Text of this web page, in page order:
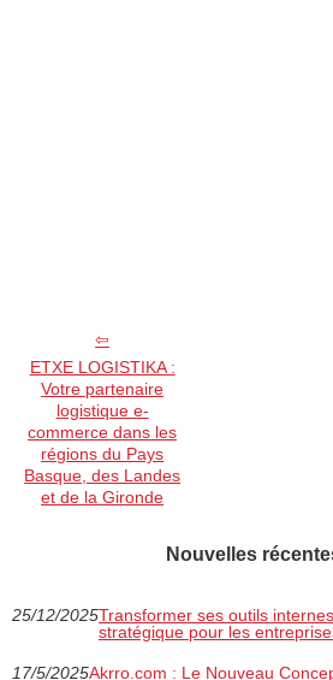
ETXE LOGISTIKA :
Votre partenaire
logistique e-
commerce dans les
régions du Pays
Basque, des Landes
et de la Gironde
Nouvelles
25/12/2025Transformer ses outils
stratégique pour les
17/5/2025Akrro.com : Le Nouveau